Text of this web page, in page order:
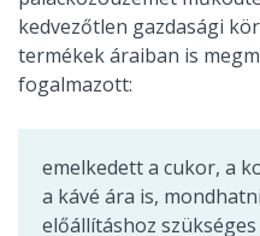
kedvezőtlen gazdasági
termékek áraiban is
fogalmazott:
emelkedett a cukor, a
a kávé ára is,
előállításhoz